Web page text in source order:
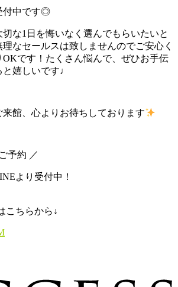
付中です◎
な1日を悔いなく選んでもらいたいと
なセールスは致しませんのでご安心く
です！たくさん悩んで、ぜひお手伝
嬉しいです♩
館、心よりお待ちしております
ご予約 ／
より受付中！
こちらから↓